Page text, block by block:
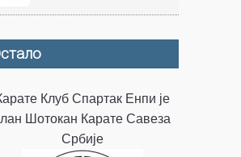
Клуб Спартак Енпи је
Шотокан Карате Савеза
Србије